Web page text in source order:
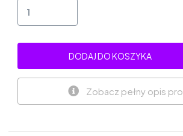
DODAJ DO KOSZYKA
Zobacz pełny opis